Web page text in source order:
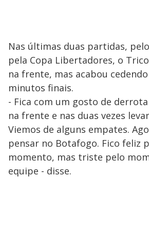
Nas últimas duas partidas,
pela Copa Libertadores, o
na frente, mas acabou
minutos finais.
- Fica com um gosto de
na frente e nas duas vezes
Viemos de alguns empates.
pensar no Botafogo. Fico feliz
momento, mas triste pelo
equipe - disse.